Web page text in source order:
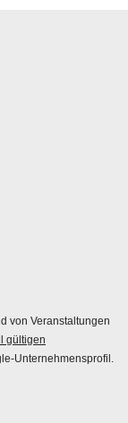
von Veranstaltungen
gültigen
Unternehmensprofil.